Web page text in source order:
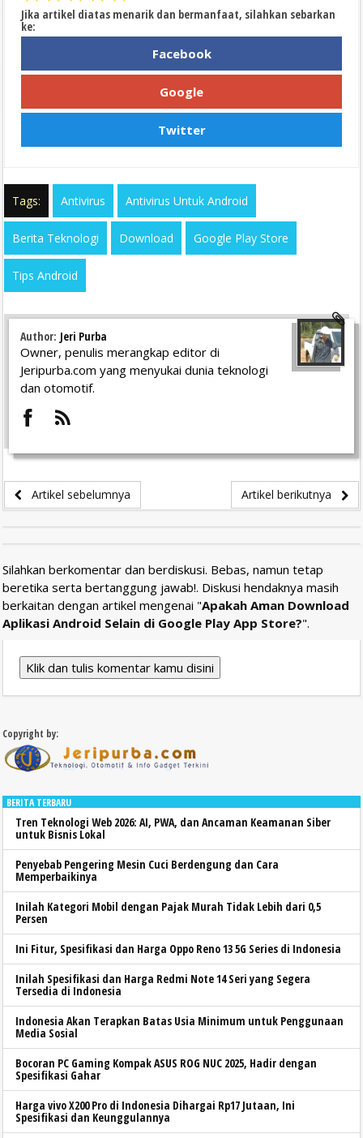
Jika artikel diatas menarik dan bermanfaat, silahkan sebarkan
ke:
Facebook
Google
Twitter
Tags: Antivirus Antivirus Untuk Android
Berita Teknologi Download Google Play Store
Tips Android
Author: Jeri Purba
Owner, penulis merangkap editor di
Jeripurba.com yang menyukai dunia teknologi
dan otomotif.
Artikel sebelumnya Artikel berikutnya
Silahkan berkomentar dan berdiskusi. Bebas, namun tetap
beretika serta bertanggung jawab!. Diskusi hendaknya masih
berkaitan dengan artikel mengenai "Apakah Aman Download
Aplikasi Android Selain di Google Play App Store?".
Klik dan tulis komentar kamu disini
Copyright by:
BERITA TERBARU
Tren Teknologi Web 2026: AI, PWA, dan Ancaman Keamanan Siber
untuk Bisnis Lokal
Penyebab Pengering Mesin Cuci Berdengung dan Cara
Memperbaikinya
Inilah Kategori Mobil dengan Pajak Murah Tidak Lebih dari 0,5
Persen
Ini Fitur, Spesifikasi dan Harga Oppo Reno 13 5G Series di Indonesia
Inilah Spesifikasi dan Harga Redmi Note 14 Seri yang Segera
Tersedia di Indonesia
Indonesia Akan Terapkan Batas Usia Minimum untuk Penggunaan
Media Sosial
Bocoran PC Gaming Kompak ASUS ROG NUC 2025, Hadir dengan
Spesifikasi Gahar
Harga vivo X200 Pro di Indonesia Dihargai Rp17 Jutaan, Ini
Spesifikasi dan Keunggulannya